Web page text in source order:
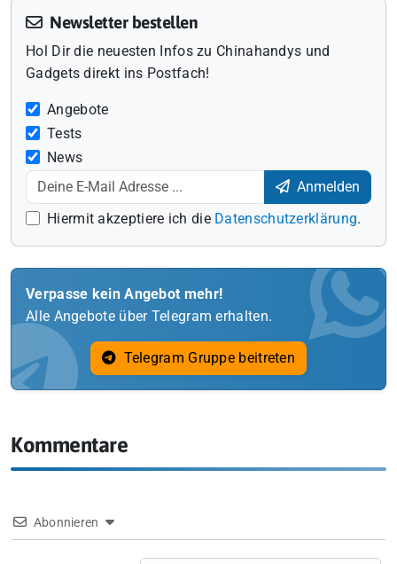
Newsletter bestellen
Hol Dir die neuesten Infos zu Chinahandys und
Gadgets direkt ins Postfach!
Angebote
Tests
News
Anmelden
Hiermit akzeptiere ich die Datenschutzerklärung.
Verpasse kein Angebot mehr!
Alle Angebote über Telegram erhalten.
Telegram Gruppe beitreten
Kommentare
Abonnieren